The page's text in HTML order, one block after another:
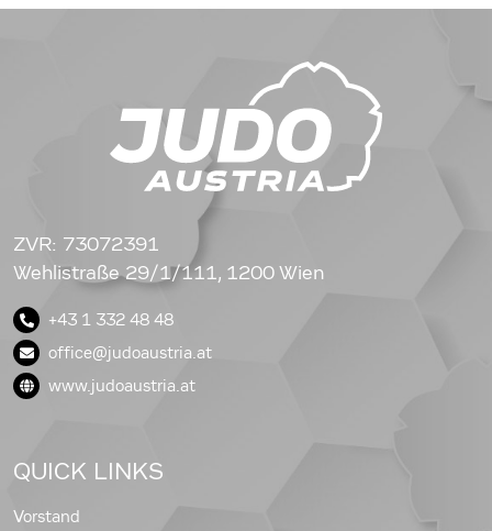
ZVR: 73072391
Wehlistraße 29/1/111, 1200 Wien
+43 1 332 48 48
office@judoaustria.at
www.judoaustria.at
QUICK LINKS
Vorstand